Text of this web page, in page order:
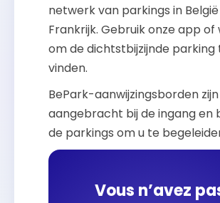
netwerk van parkings in
Frankrijk. Gebruik onze app of
om de dichtstbijzijnde parking
vinden.
BePark-aanwijzingsborden zijn
aangebracht bij de ingang en
de parkings om u te
Vous n’avez